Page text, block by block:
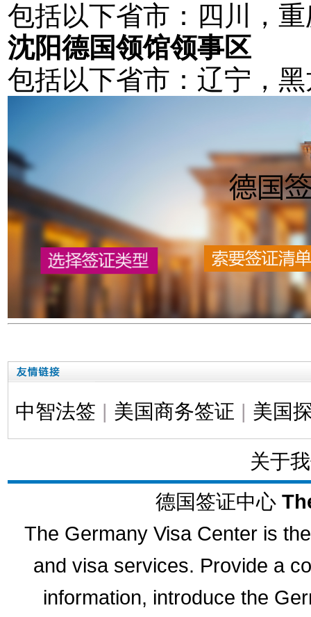
包括以下省市：四川，
沈阳德国领馆领事区
包括以下省市：辽宁，
中智法签 | 美国商务签证 | 美国
关于
德国签证中心
The Germany Visa Center is
and visa services. Provide a
information, introduce the